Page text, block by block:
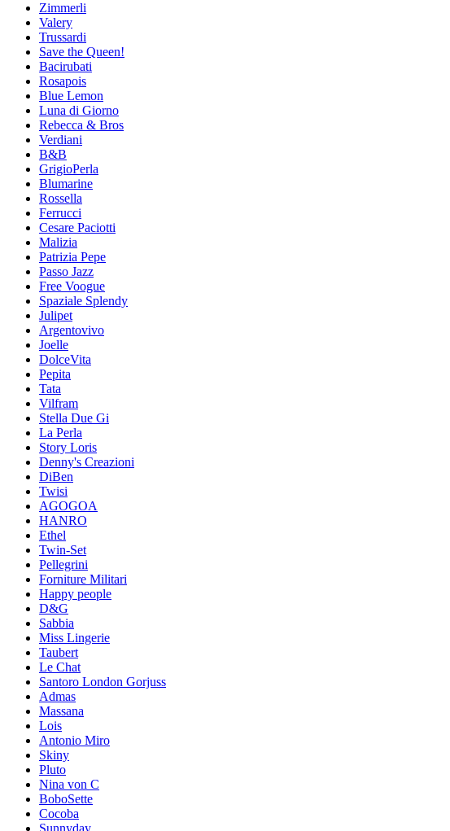
Zimmerli
Valery
Trussardi
Save the Queen!
Bacirubati
Rosapois
Blue Lemon
Luna di Giorno
Rebecca & Bros
Verdiani
B&B
GrigioPerla
Blumarine
Rossella
Ferrucci
Cesare Paciotti
Malizia
Patrizia Pepe
Passo Jazz
Free Voogue
Spaziale Splendy
Julipet
Argentovivo
Joelle
DolceVita
Pepita
Tata
Vilfram
Stella Due Gi
La Perla
Story Loris
Denny's Creazioni
DiBen
Twisi
AGOGOA
HANRO
Ethel
Twin-Set
Pellegrini
Forniture Militari
Happy people
D&G
Sabbia
Miss Lingerie
Taubert
Le Chat
Santoro London Gorjuss
Admas
Massana
Lois
Antonio Miro
Skiny
Pluto
Nina von C
BoboSette
Cocoba